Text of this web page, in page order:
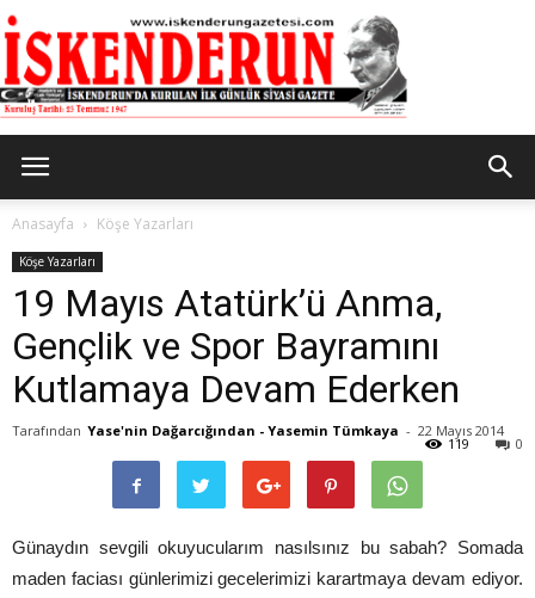
Gazetesi
Anasayfa Köşe Yazarları
Köşe Yazarları
19 Mayıs Atatürk’ü Anma,
Gençlik ve Spor Bayramını
Kutlamaya Devam Ederken
Tarafından Yase'nin Dağarcığından - Yasemin Tümkaya - 22 Mayıs 2014
0
119
Günaydın sevgili okuyucularım nasılsınız bu sabah? Somada
maden faciası günlerimizi gecelerimizi karartmaya devam ediyor.